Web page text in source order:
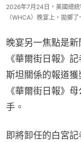
2026年7月24日，美國總
（WHCA）晚宴上，拋擲
晚宴另一焦點是
《華爾街日報》
斯坦關係的報道
《華爾街日報》
手。
即將卸任的白宮